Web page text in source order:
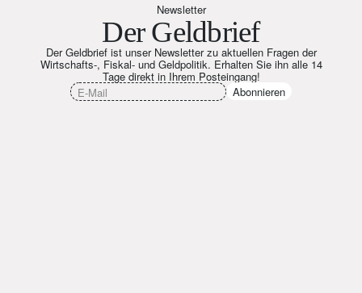
Newsletter
Der Geldbrief
Der Geldbrief ist unser Newsletter zu aktuellen Fragen der
Wirtschafts-, Fiskal- und Geldpolitik. Erhalten Sie ihn alle 14
Tage direkt in Ihrem Posteingang!